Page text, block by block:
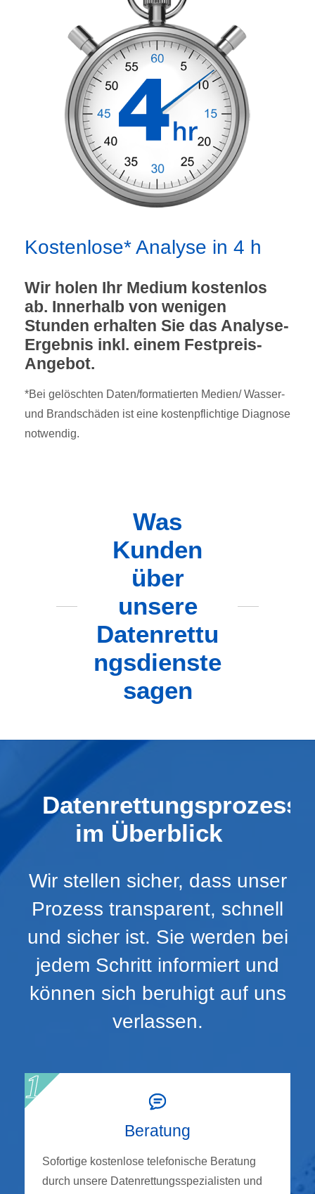
Kostenlose* Analyse in 4 h
Wir holen Ihr Medium kostenlos
ab. Innerhalb von wenigen
Stunden erhalten Sie das Analyse-
Ergebnis inkl. einem Festpreis-
Angebot.
*Bei gelöschten Daten/formatierten Medien/ Wasser-
und Brandschäden ist eine kostenpflichtige Diagnose
notwendig.
Was
Kunden
über
unsere
Datenrettu
ngsdienste
sagen
Datenrettungsprozess
im Überblick
Wir stellen sicher, dass unser
Prozess transparent, schnell
und sicher ist. Sie werden bei
jedem Schritt informiert und
können sich beruhigt auf uns
verlassen.
Beratung
Sofortige kostenlose telefonische Beratung
durch unsere Datenrettungsspezialisten und